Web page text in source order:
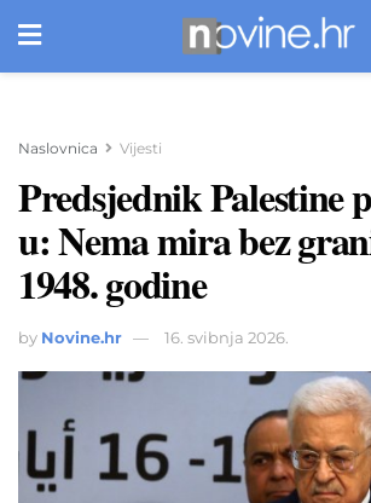
Naslovnica Vijesti
Predsjednik Palestine
u: Nema mira bez
1948. godine
by Novine.hr 16. svibnja 2026.